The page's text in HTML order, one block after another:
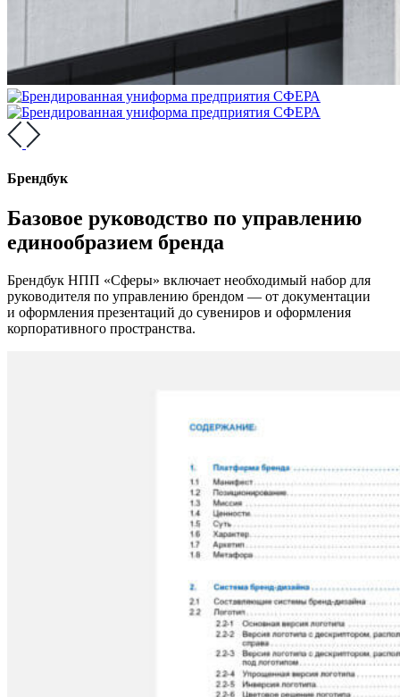
Брендбук
Базовое руководство по управлению
единообразием бренда
Брендбук НПП «Сферы» включает необходимый набор для
руководителя по управлению брендом — от документации
и оформления презентаций до сувениров и оформления
корпоративного пространства.